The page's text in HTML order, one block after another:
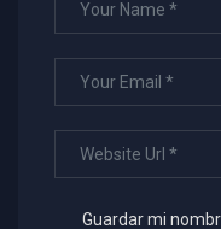
Guardar mi